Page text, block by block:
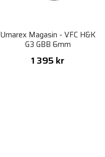
Umarex Magasin - VFC H&K
G3 GBB 6mm
1 395 kr